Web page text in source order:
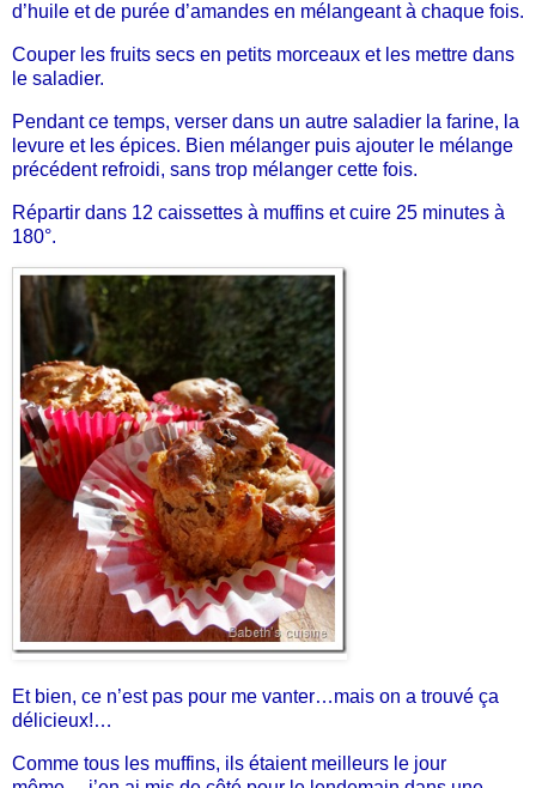
d’huile et de purée d’amandes en mélangeant à chaque fois.
Couper les fruits secs en petits morceaux et les mettre dans
le saladier.
Pendant ce temps, verser dans un autre saladier la farine, la
levure et les épices. Bien mélanger puis ajouter le mélange
précédent refroidi, sans trop mélanger cette fois.
Répartir dans 12 caissettes à muffins et cuire 25 minutes à
180°.
Et bien, ce n’est pas pour me vanter…mais on a trouvé ça
délicieux!…
Comme tous les muffins, ils étaient meilleurs le jour